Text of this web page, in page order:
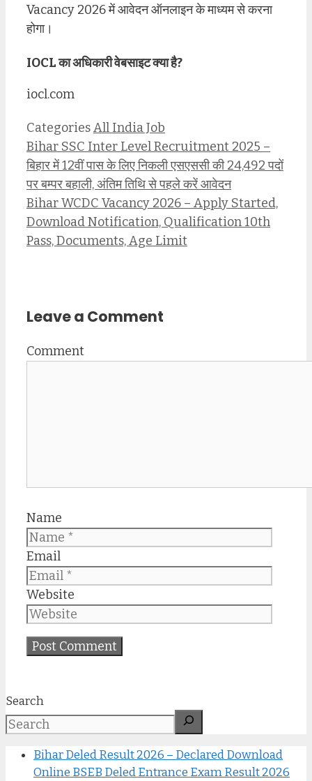
Vacancy 2026 में आवेदन ऑनलाइन के माध्यम से करना
होगा।
IOCL का अधिकारी वेबसाइट क्या है?
iocl.com
CategoriesAll India Job
Bihar SSC Inter Level Recruitment 2025 –
बिहार में 12वीं पास के लिए निकली एसएससी की 24,492 पदों
पर बम्पर बहाली, अंतिम तिथि से पहले करें आवेदन
Bihar WCDC Vacancy 2026 – Apply Started,
Download Notification, Qualification 10th
Pass, Documents, Age Limit
Leave a Comment
Comment
Name
Email
Website
Search
Bihar Deled Result 2026 – Declared Download
Online BSEB Deled Entrance Exam Result 2026